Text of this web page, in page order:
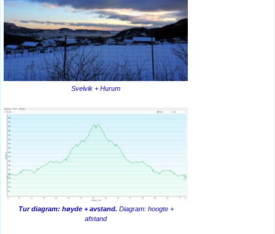
Svelvik + Hurum
Tur diagram: høyde + avstand. Diagram: hoogte +
afstand